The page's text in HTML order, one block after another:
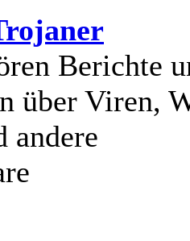
Berichte
über Viren,
andere